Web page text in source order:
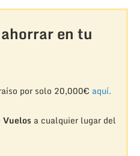
en tu
por solo 20,000€ aquí.
Vuelosa cualquier lugar del